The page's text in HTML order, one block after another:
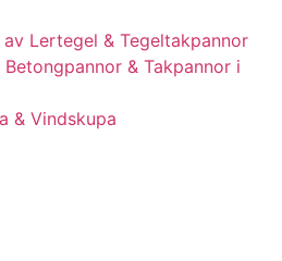
Lertegel & Tegeltakpannor
& Takpannor i
& Vindskupa